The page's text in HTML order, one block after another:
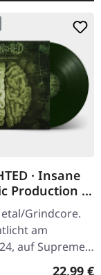
· Insane
Production |
LP
Grindcore.
am
auf Supreme
22,99 €